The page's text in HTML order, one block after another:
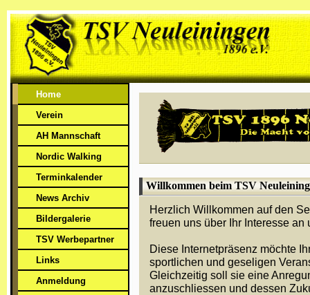
Home
Verein
AH Mannschaft
Nordic Walking
Terminkalender
News Archiv
Bildergalerie
TSV Werbepartner
Links
Anmeldung
Willkommen beim TSV
Herzlich Willkommen auf den
freuen uns über Ihr Interesse an
Diese Internetpräsenz möchte
sportlichen und geseligen
Gleichzeitig soll sie eine
anzuschliessen und dessen